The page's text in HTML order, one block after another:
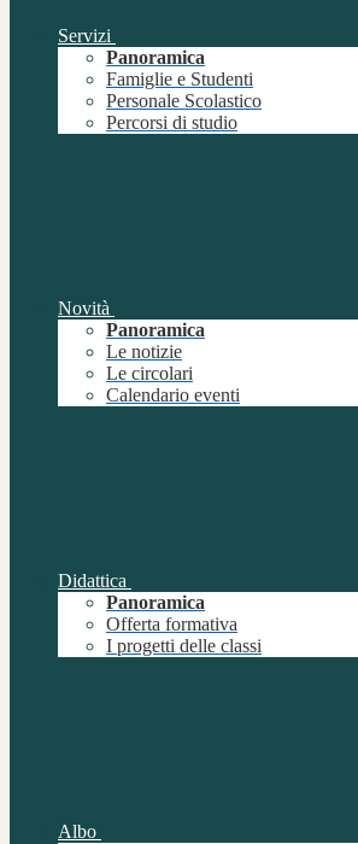
Servizi
Panoramica
Famiglie e Studenti
Personale Scolastico
Percorsi di studio
Novità
Panoramica
Le notizie
Le circolari
Calendario eventi
Didattica
Panoramica
Offerta formativa
I progetti delle classi
Albo